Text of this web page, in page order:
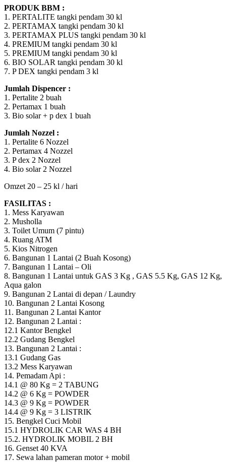
PRODUK BBM :
1. PERTALITE tangki pendam 30 kl
2. PERTAMAX tangki pendam 30 kl
3. PERTAMAX PLUS tangki pendam 30 kl
4. PREMIUM tangki pendam 30 kl
5. PREMIUM tangki pendam 30 kl
6. BIO SOLAR tangki pendam 30 kl
7. P DEX tangki pendam 3 kl
Jumlah Dispencer :
1. Pertalite 2 buah
2. Pertamax 1 buah
3. Bio solar + p dex 1 buah
Jumlah Nozzel :
1. Pertalite 6 Nozzel
2. Pertamax 4 Nozzel
3. P dex 2 Nozzel
4. Bio solar 2 Nozzel
Omzet 20 – 25 kl / hari
FASILITAS :
1. Mess Karyawan
2. Musholla
3. Toilet Umum (7 pintu)
4. Ruang ATM
5. Kios Nitrogen
6. Bangunan 1 Lantai (2 Buah Kosong)
7. Bangunan 1 Lantai – Oli
8. Bangunan 1 Lantai untuk GAS 3 Kg , GAS 5.5 Kg, GAS 12 Kg,
Aqua galon
9. Bangunan 2 Lantai di depan / Laundry
10. Bangunan 2 Lantai Kosong
11. Bangunan 2 Lantai Kantor
12. Bangunan 2 Lantai :
12.1 Kantor Bengkel
12.2 Gudang Bengkel
13. Bangunan 2 Lantai :
13.1 Gudang Gas
13.2 Mess Karyawan
14. Pemadam Api :
14.1 @ 80 Kg = 2 TABUNG
14.2 @ 6 Kg = POWDER
14.3 @ 9 Kg = POWDER
14.4 @ 9 Kg = 3 LISTRIK
15. Bengkel Cuci Mobil
15.1 HYDROLIK CAR WAS 4 BH
15.2. HYDROLIK MOBIL 2 BH
16. Genset 40 KVA
17. Sewa lahan pameran motor + mobil